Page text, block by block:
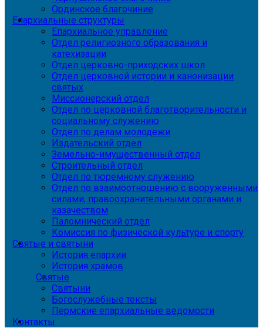
Ординское благочиние
Епархиальные структуры
Епархиальное управление
Отдел религиозного образования и
катехизации
Отдел церковно-приходских школ
Отдел церковной истории и канонизации
святых
Миссионерский отдел
Отдел по церковной благотворительности и
социальному служению
Отдел по делам молодежи
Издательский отдел
Земельно-имущественный отдел
Строительный отдел
Отдел по тюремному служению
Отдел по взаимоотношению с вооруженными
силами, правоохранительными органами и
казачеством
Паломнический отдел
Комиссия по физической культуре и спорту
Святые и святыни
История епархии
История храмов
Святые
Святыни
Богослужебные тексты
Пермские епархиальные ведомости
Контакты